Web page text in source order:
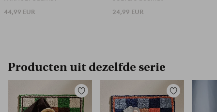
44,99 EUR
24,99 EUR
Producten uit dezelfde serie
Toevoegen
aan
favorieten
Toevoegen
aan
favorieten